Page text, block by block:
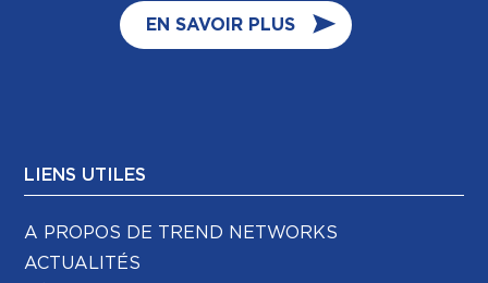
EN SAVOIR PLUS
LIENS UTILES
A PROPOS DE TREND NETWORKS
ACTUALITÉS